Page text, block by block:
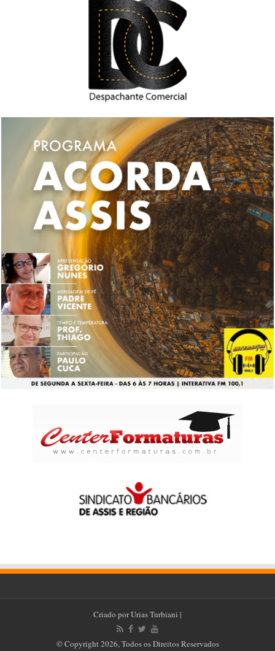
Criado porUrias Turbiani |
© Copyright 2026, Todos os Direitos Reservados